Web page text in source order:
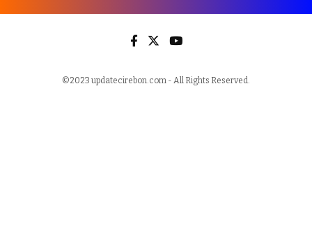
©2023 updatecirebon.com - All Rights Reserved.